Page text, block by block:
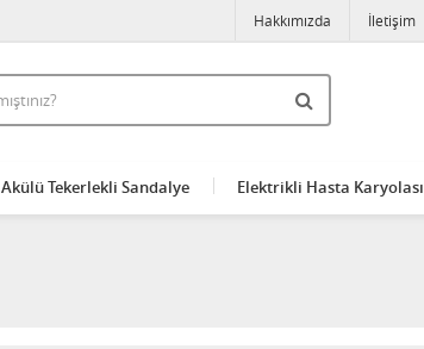
Hakkımızda İletişim
Akülü Tekerlekli Sandalye Elektrikli Hasta Karyolası